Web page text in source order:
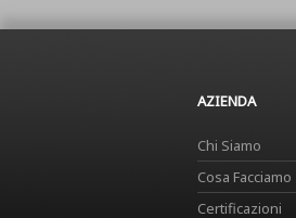
AZIENDA
Chi Siamo
Cosa Facciamo
Certificazioni